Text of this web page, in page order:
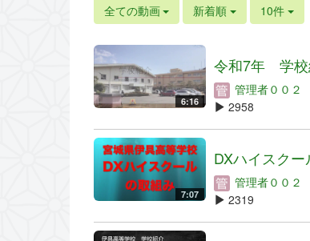
全ての動画 新着順 10件
6:16
令和7年 学校
管理者００２
2958
7:07
DXハイスク
管理者００２
2319